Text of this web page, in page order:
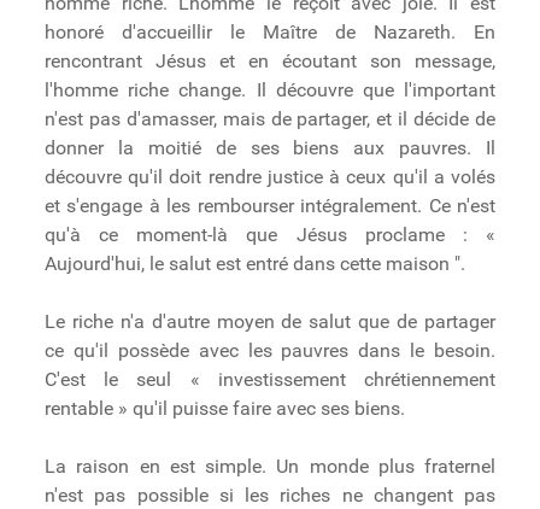
honoré d'accueillir le Maître de Nazareth. En
rencontrant Jésus et en écoutant son message,
l'homme riche change. Il découvre que l'important
n'est pas d'amasser, mais de partager, et il décide de
donner la moitié de ses biens aux pauvres. Il
découvre qu'il doit rendre justice à ceux qu'il a volés
et s'engage à les rembourser intégralement. Ce n'est
qu'à ce moment-là que Jésus proclame : «
Aujourd'hui, le salut est entré dans cette maison ".
Le riche n'a d'autre moyen de salut que de partager
ce qu'il possède avec les pauvres dans le besoin.
C'est le seul « investissement chrétiennement
rentable » qu'il puisse faire avec ses biens.
La raison en est simple. Un monde plus fraternel
n'est pas possible si les riches ne changent pas